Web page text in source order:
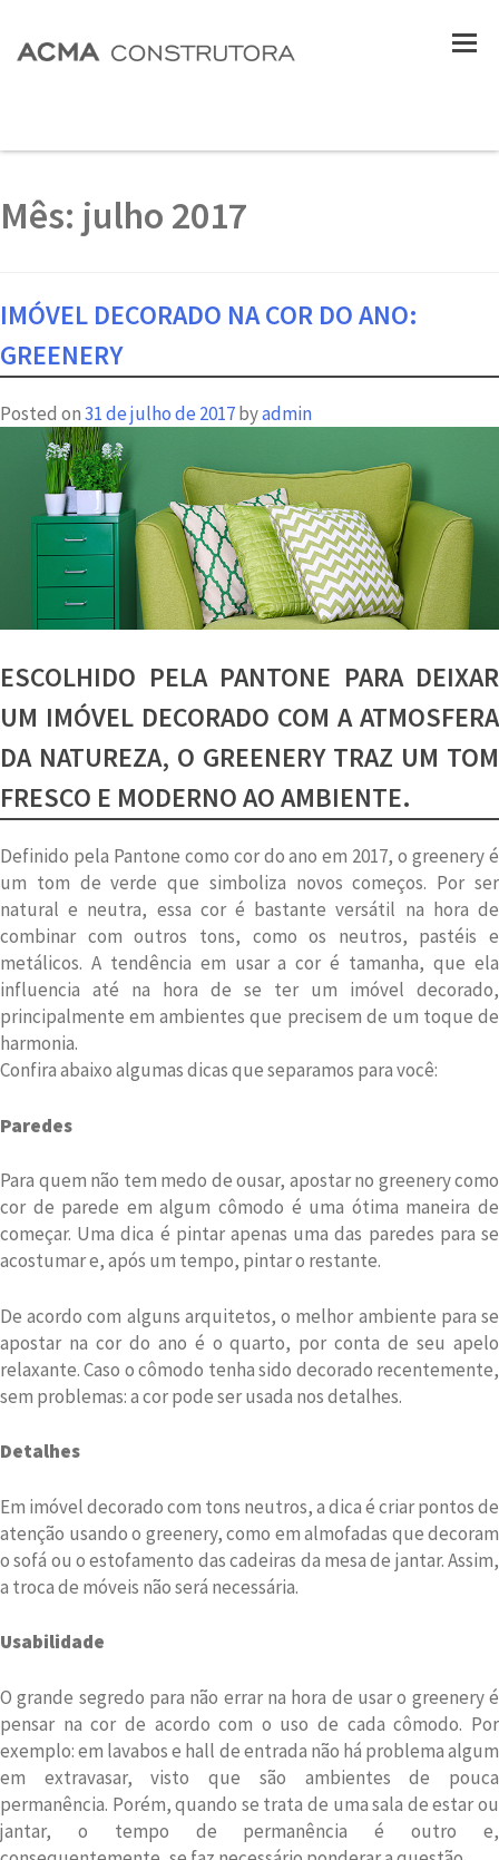
Mês: julho 2017
IMÓVEL DECORADO NA COR DO ANO:
GREENERY
Posted on31 de julho de 2017byadmin
ESCOLHIDO PELA PANTONE PARA DEIXAR
UM IMÓVEL DECORADO COM A ATMOSFERA
DA NATUREZA, O GREENERY TRAZ UM TOM
FRESCO E MODERNO AO AMBIENTE.
Definido pela Pantone como cor do ano em 2017, o greenery é
um tom de verde que simboliza novos começos. Por ser
natural e neutra, essa cor é bastante versátil na hora de
combinar com outros tons, como os neutros, pastéis e
metálicos. A tendência em usar a cor é tamanha, que ela
influencia até na hora de se ter um imóvel decorado,
principalmente em ambientes que precisem de um toque de
harmonia.
Confira abaixo algumas dicas que separamos para você:
Paredes
Para quem não tem medo de ousar, apostar no greenery como
cor de parede em algum cômodo é uma ótima maneira de
começar. Uma dica é pintar apenas uma das paredes para se
acostumar e, após um tempo, pintar o restante.
De acordo com alguns arquitetos, o melhor ambiente para se
apostar na cor do ano é o quarto, por conta de seu apelo
relaxante. Caso o cômodo tenha sido decorado recentemente,
sem problemas: a cor pode ser usada nos detalhes.
Detalhes
Em imóvel decorado com tons neutros, a dica é criar pontos de
atenção usando o greenery, como em almofadas que decoram
o sofá ou o estofamento das cadeiras da mesa de jantar. Assim,
a troca de móveis não será necessária.
Usabilidade
O grande segredo para não errar na hora de usar o greenery é
pensar na cor de acordo com o uso de cada cômodo. Por
exemplo: em lavabos e hall de entrada não há problema algum
em extravasar, visto que são ambientes de pouca
permanência. Porém, quando se trata de uma sala de estar ou
jantar, o tempo de permanência é outro e,